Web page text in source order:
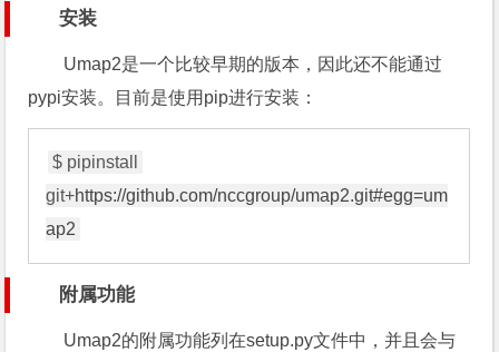
安装
Umap2是一个比较早期的版本，因此还不能通过
pypi安装。目前是使用pip进行安装：
$ pipinstall
git+https://github.com/nccgroup/umap2.git#egg=um
ap2
附属功能
Umap2的附属功能列在setup.py文件中，并且会与